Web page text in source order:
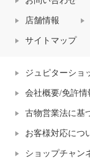
店舗情報
サイトマップ
ジュピターショ
会社概要/免許情
古物営業法に基
お客様対応につ
ショップチャン